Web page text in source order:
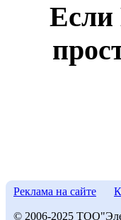
Если
Реклама на сайте
© 2006-2025